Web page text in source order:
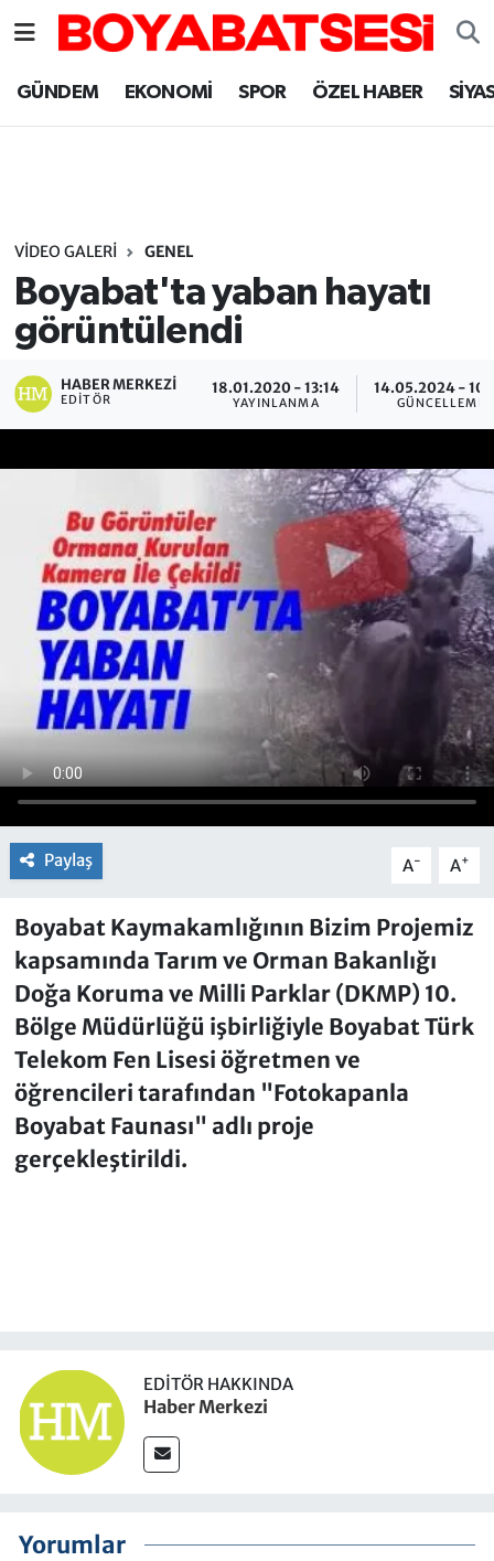
GÜNDEM EKONOMİ SPOR ÖZEL HABER
VIDEO GALERI GENEL
Boyabat'ta yaban hayatı
görüntülendi
HABER MERKEZI
EDITÖR
18.01.2020 - 13:14
YAYINLANMA
14.05.2024 -
GÜNCELLEME
Paylaş A- A+
Boyabat Kaymakamlığının Bizim Projemiz
kapsamında Tarım ve Orman Bakanlığı
Doğa Koruma ve Milli Parklar (DKMP) 10.
Bölge Müdürlüğü işbirliğiyle Boyabat Türk
Telekom Fen Lisesi öğretmen ve
öğrencileri tarafından "Fotokapanla
Boyabat Faunası" adlı proje
gerçekleştirildi.
EDITÖR HAKKINDA
Haber Merkezi
Yorumlar
Sinop Nöbetçi Eczaneler
Sinop Trafik Yoğunluk Haritası
Süper Lig Puan Durumu ve Fikstür